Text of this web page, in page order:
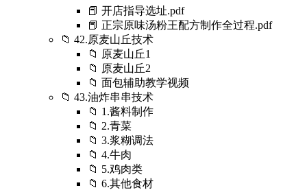
📕 开店指导选址.pdf
📕 正宗原味汤粉王配方制作全过程.pdf
📁 42.原麦山丘技术
📁 原麦山丘1
📁 原麦山丘2
📁 面包辅助教学视频
📁 43.油炸串串技术
📁 1.酱料制作
📁 2.青菜
📁 3.浆糊调法
📁 4.牛肉
📁 5.鸡肉类
📁 6.其他食材